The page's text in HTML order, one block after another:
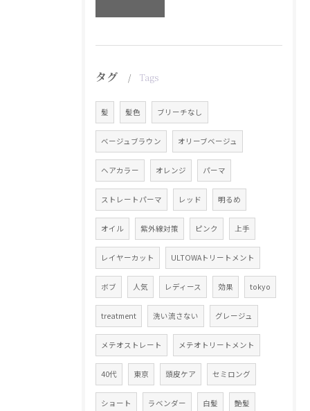
タグ Tags
髪 髪色 ブリーチなし
ベージュブラウン オリーブベージュ
ヘアカラー オレンジ パーマ
ストレートパーマ レッド 明るめ
オイル 紫外線対策 ピンク 上手
レイヤーカット ULTOWAトリートメント
ボブ 人気 レディース 効果 tokyo
treatment 洗い流さない グレージュ
メテオストレート メテオトリートメント
40代 東京 頭皮ケア セミロング
ショート ラベンダー 白髪 艶髪